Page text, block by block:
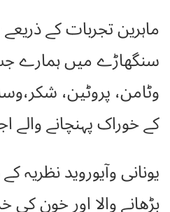
ماہرین تجربات کے
سنگھاڑے میں ہمارے
وٹامن، پروٹین،
کے خوراک پہنچانے والے
یونانی وآیوروید نظریہ
بڑھانے والا اور خون کی